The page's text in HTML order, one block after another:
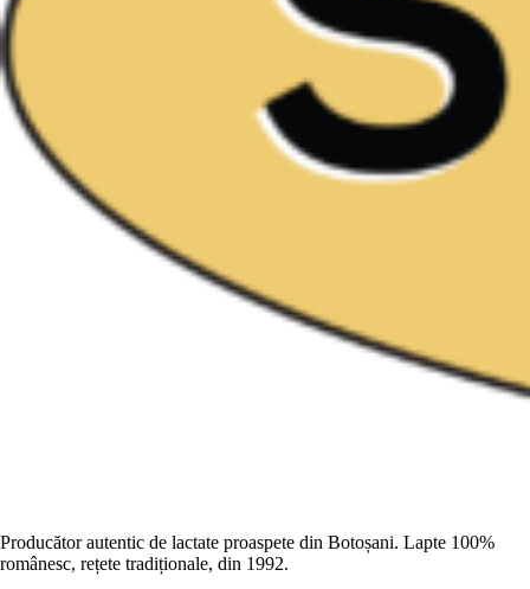
Producător autentic de lactate proaspete din Botoșani. Lapte 100%
românesc, rețete tradiționale, din 1992.